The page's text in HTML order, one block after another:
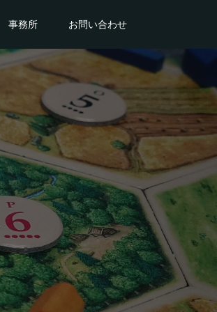
事務所 お問い合わせ